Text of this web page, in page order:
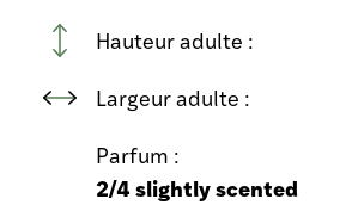
Hauteur adulte :
Largeur adulte :
Parfum :
2/4 slightly scented